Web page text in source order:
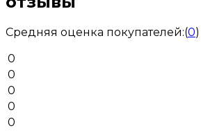
Средняя оценка покупателей:(0)
0
0
0
0
0